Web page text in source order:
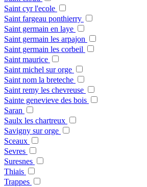
Saint cyr l'ecole
Saint fargeau ponthierry
Saint germain en laye
Saint germain les arpajon
Saint germain les corbeil
Saint maurice
Saint michel sur orge
Saint nom la breteche
Saint remy les chevreuse
Sainte genevieve des bois
Saran
Saulx les chartreux
Savigny sur orge
Sceaux
Sevres
Suresnes
Thiais
Trappes